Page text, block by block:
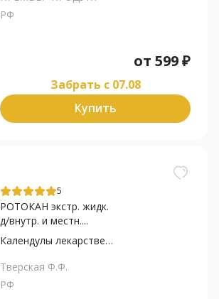
РФ
от 599₽
Забрать c 07.08
Купить
5
РОТОКАН экстр. жидк.
д/внутр. и местн....
Календулы лекарственной...
Тверская Ф.Ф.
РФ